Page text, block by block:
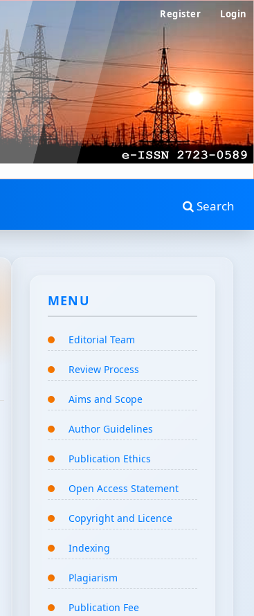
Search
Register Login
MENU
Editorial Team
Review Process
Aims and Scope
Author Guidelines
Publication Ethics
Open Access Statement
Copyright and Licence
Indexing
Plagiarism
Publication Fee